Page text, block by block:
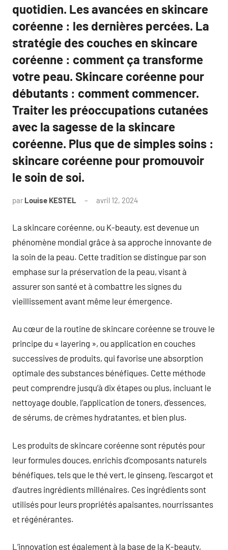
quotidien. Les avancées en skincare
coréenne : les dernières percées. La
stratégie des couches en skincare
coréenne : comment ça transforme
votre peau. Skincare coréenne pour
débutants : comment commencer.
Traiter les préoccupations cutanées
avec la sagesse de la skincare
coréenne. Plus que de simples soins :
skincare coréenne pour promouvoir
le soin de soi.
par Louise KESTEL avril 12, 2024
La skincare coréenne, ou K-beauty, est devenue un
phénomène mondial grâce à sa approche innovante de
la soin de la peau. Cette tradition se distingue par son
emphase sur la préservation de la peau, visant à
assurer son santé et à combattre les signes du
vieillissement avant même leur émergence.
Au cœur de la routine de skincare coréenne se trouve le
principe du « layering », ou application en couches
successives de produits, qui favorise une absorption
optimale des substances bénéfiques. Cette méthode
peut comprendre jusqu’à dix étapes ou plus, incluant le
nettoyage double, l’application de toners, d’essences,
de sérums, de crèmes hydratantes, et bien plus.
Les produits de skincare coréenne sont réputés pour
leur formules douces, enrichis d’composants naturels
bénéfiques, tels que le thé vert, le ginseng, l’escargot et
d’autres ingrédients millénaires. Ces ingrédients sont
utilisés pour leurs propriétés apaisantes, nourrissantes
et régénérantes.
L’innovation est également à la base de la K-beauty,